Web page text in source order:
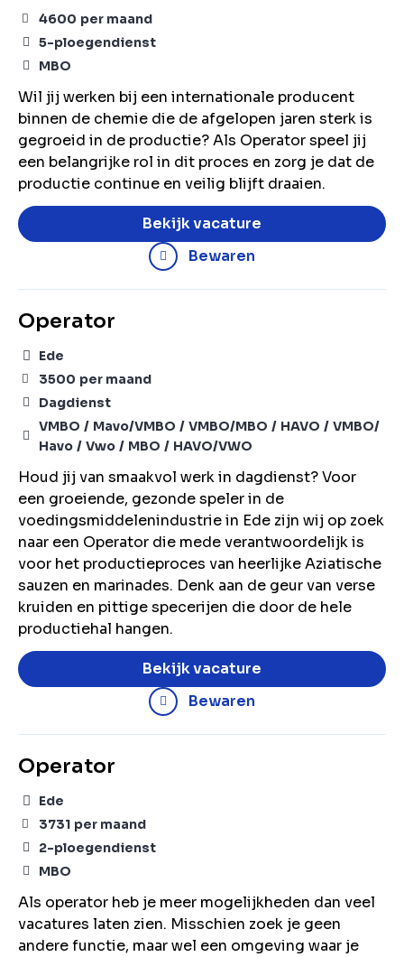
4600 per maand
5-ploegendienst
MBO
Wil jij werken bij een internationale producent
binnen de chemie die de afgelopen jaren sterk is
gegroeid in de productie? Als Operator speel jij
een belangrijke rol in dit proces en zorg je dat de
productie continue en veilig blijft draaien.
Bekijk vacature
Bewaren
Operator
Ede
3500 per maand
Dagdienst
VMBO
Mavo/VMBO VMBO/MBO HAVO
VMBO/
Havo
Vwo MBO HAVO/VWO
Houd jij van smaakvol werk in dagdienst? Voor
een groeiende, gezonde speler in de
voedingsmiddelenindustrie in Ede zijn wij op zoek
naar een Operator die mede verantwoordelijk is
voor het productieproces van heerlijke Aziatische
sauzen en marinades. Denk aan de geur van verse
kruiden en pittige specerijen die door de hele
productiehal hangen.
Bekijk vacature
Bewaren
Operator
Ede
3731 per maand
2-ploegendienst
MBO
Als operator heb je meer mogelijkheden dan veel
vacatures laten zien. Misschien zoek je geen
andere functie, maar wel een omgeving waar je